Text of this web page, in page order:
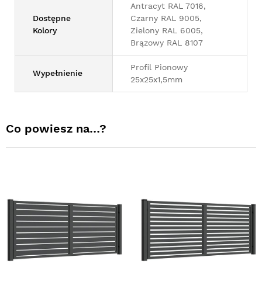
Dostępne
Kolory
Antracyt RAL 7016,
Czarny RAL 9005,
Zielony RAL 6005,
Brązowy RAL 8107
Wypełnienie
Profil Pionowy
25x25x1,5mm
Co powiesz na…?